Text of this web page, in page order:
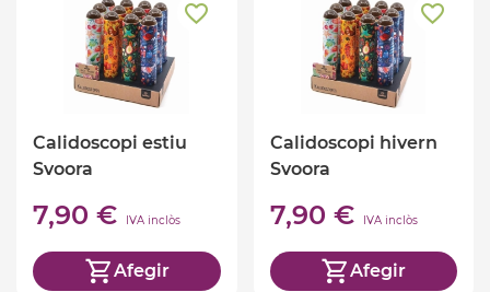
Calidoscopi estiu
Svoora
7,90 € IVA inclòs
Afegir
Calidoscopi hivern
Svoora
7,90 € IVA inclòs
Afegir